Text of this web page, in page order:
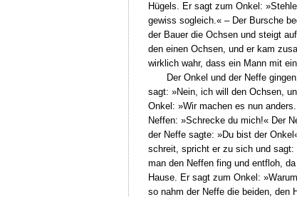
Hügels. Er sagt zum Onkel:
gewiss sogleich.« – Der Bursche
der Bauer die Ochsen und steigt
den einen Ochsen, und er kam
wirklich wahr, dass ein Mann mit
Der Onkel und der Neffe
sagt: »Nein, ich will den Ochsen,
Onkel: »Wir machen es nun
Neffen: »Schrecke du mich!« Der
der Neffe sagte: »Du bist der
schreit, spricht er zu sich und
man den Neffen fing und entfloh,
Hause. Er sagt zum Onkel:
so nahm der Neffe die beiden, den